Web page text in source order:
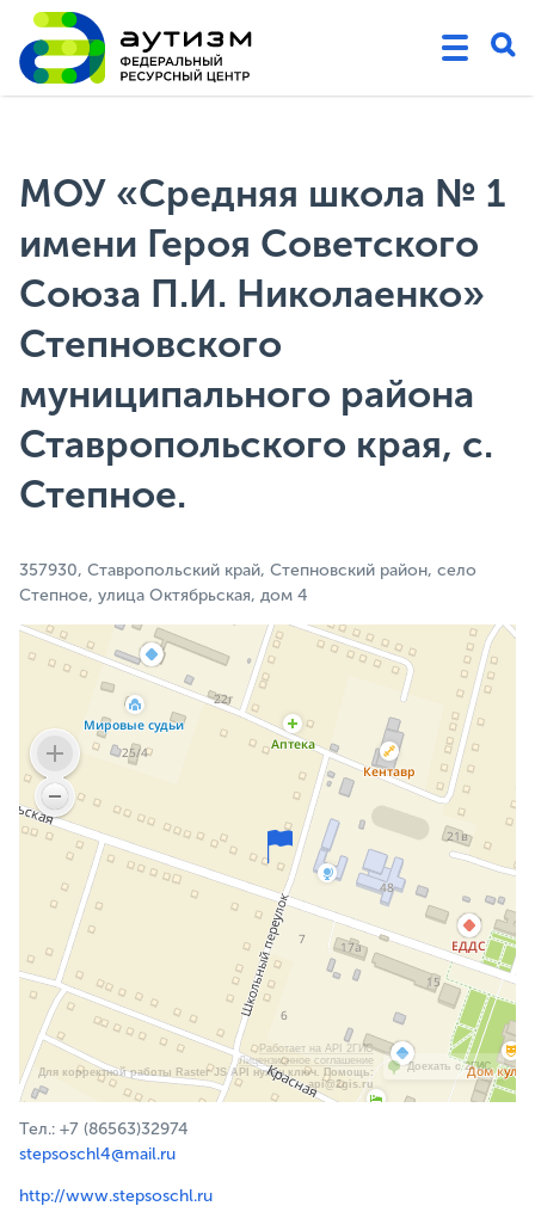
МОУ «Средняя школа № 1
имени Героя Советского
Союза П.И. Николаенко»
Степновского
муниципального района
Ставропольского края, с.
Степное.
357930, Ставропольский край, Степновский район, село
Степное, улица Октябрьская, дом 4
Работает на API 2ГИС
Лицензионное соглашение
Для корректной работы Raster JS API нужен ключ. Помощь:
api@2gis.ru
Доехать с 2ГИС
Тел.: +7 (86563)32974
stepsoschl4@mail.ru
http://www.stepsoschl.ru